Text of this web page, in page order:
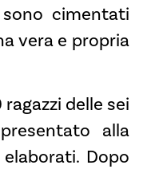
cimentati
vera e propria
delle sei
alla
Dopo